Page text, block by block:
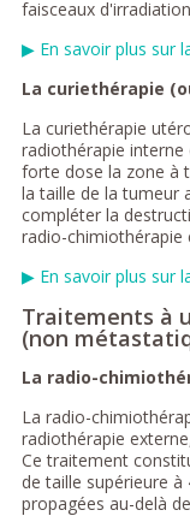
faisceaux
▶ En savoir plus sur
La curiethérapie
La curiethérapie
radiothérapie
forte dose la zone à
la taille de la tumeur
compléter la
radio-chimiothérapie
▶ En savoir plus sur
Traitements à
(non
La radio-
La radio-
radiothérapie
Ce traitement
de taille supérieure
propagées au-delà